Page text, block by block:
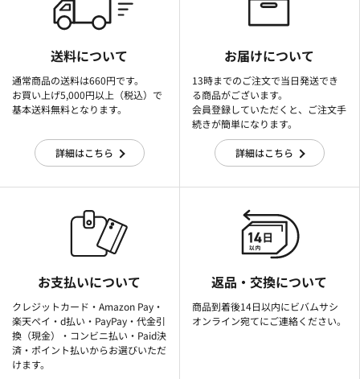
送料について
通常商品の送料は660円です。
お買い上げ5,000円以上（税込）で
基本送料無料となります。
詳細はこちら
お届けについて
13時までのご注文で当日発送でき
る商品がございます。
会員登録していただくと、ご注文手
続きが簡単になります。
詳細はこちら
お支払いについて
クレジットカード・Amazon Pay・
楽天ぺイ・d払い・PayPay・代金引
換（現金）・コンビニ払い・Paid決
済・ポイント払いからお選びいただ
けます。
返品・交換について
商品到着後14日以内にビバムサシ
オンライン宛てにご連絡ください。